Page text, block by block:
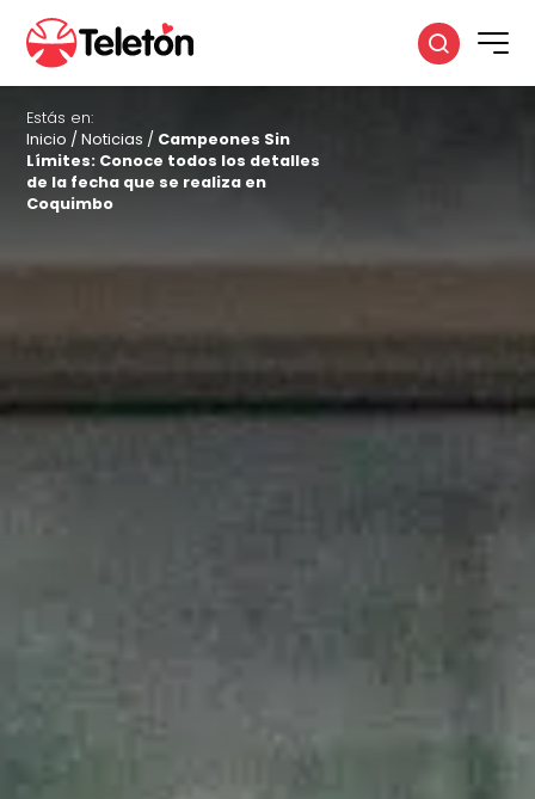
Estás en:
Inicio /Noticias / Campeones Sin
Límites: Conoce todos los detalles
de la fecha que se realiza en
Coquimbo